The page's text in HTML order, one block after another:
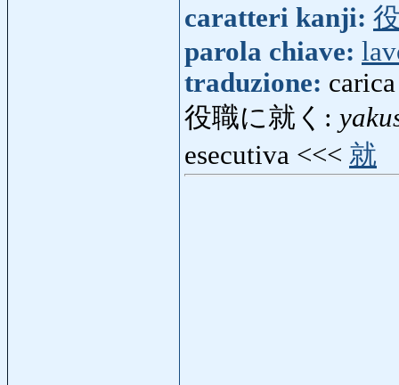
caratteri kanji:
parola chiave:
traduzione:
役職に就く:
esecutiva <<< 就